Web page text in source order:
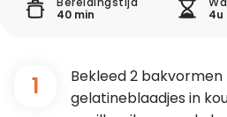
40 min
4u
1
Bekleed 2
gelatineblaadjes in